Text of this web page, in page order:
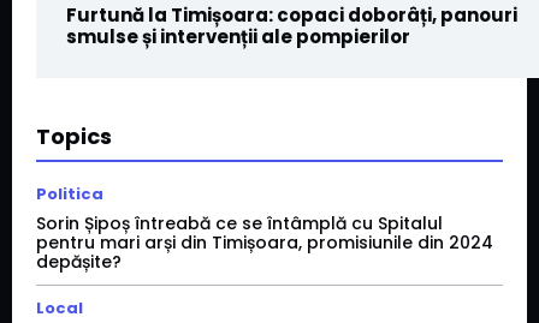
Furtună la Timișoara: copaci doborâți, panouri
smulse și intervenții ale pompierilor
Topics
Politica
Sorin Șipoș întreabă ce se întâmplă cu Spitalul
pentru mari arși din Timișoara, promisiunile din 2024
depășite?
Local